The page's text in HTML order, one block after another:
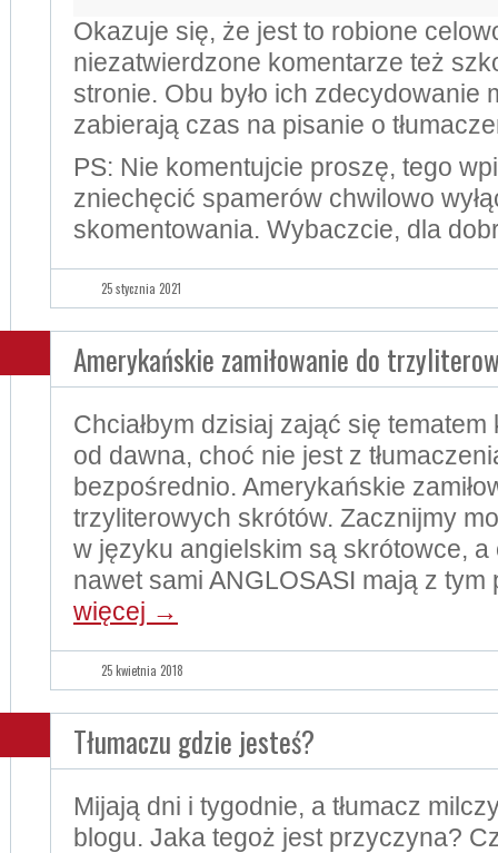
Okazuje się, że jest to robione
niezatwierdzone komentarze też
stronie. Obu było ich zdecydowanie
zabierają czas na pisanie o
PS: Nie komentujcie proszę, tego
zniechęcić spamerów chwilowo
skomentowania. Wybaczcie, dla
25 stycznia 2021
Amerykańskie zamiłowanie do
Chciałbym dzisiaj zająć się
od dawna, choć nie jest z
bezpośrednio. Amerykańskie
trzyliterowych skrótów. Zacznijmy
w języku angielskim są skrótowce, a
nawet sami ANGLOSASI mają z
więcej →
25 kwietnia 2018
Tłumaczu gdzie jesteś?
Mijają dni i tygodnie, a tłumacz
blogu. Jaka tegoż jest przyczyna?